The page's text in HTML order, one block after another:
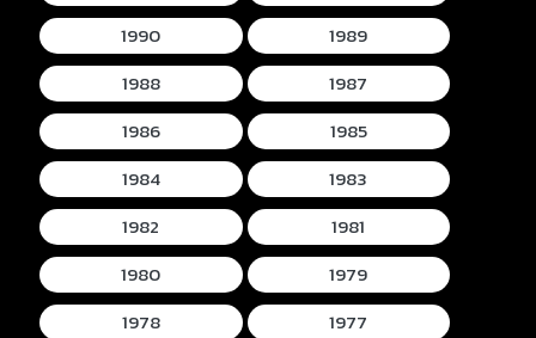
1990
1989
1988
1987
1986
1985
1984
1983
1982
1981
1980
1979
1978
1977